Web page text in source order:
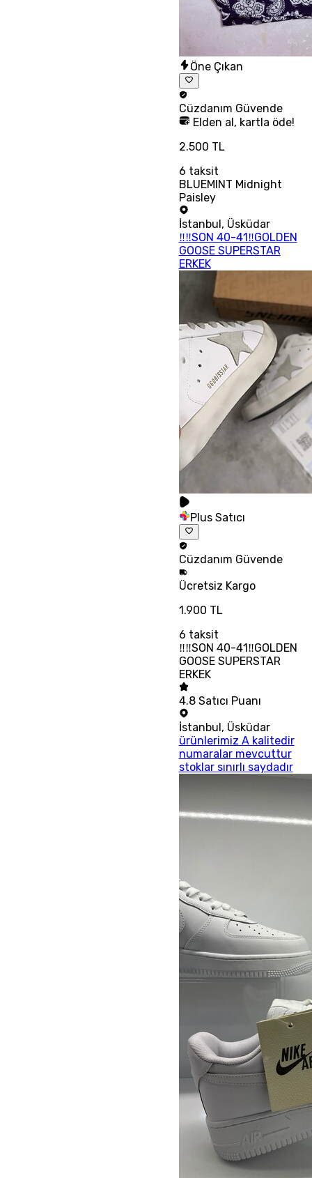
Öne Çıkan
Cüzdanım Güvende
Elden al, kartla öde!
2.500 TL
6 taksit
BLUEMINT Midnight
Paisley
İstanbul, Üsküdar
‼‼SON 40-41‼GOLDEN
GOOSE SUPERSTAR
ERKEK
Plus Satıcı
Cüzdanım Güvende
Ücretsiz Kargo
1.900 TL
6 taksit
‼‼SON 40-41‼GOLDEN
GOOSE SUPERSTAR
ERKEK
4.8 Satıcı Puanı
İstanbul , Üsküdar
ürünlerimiz A kalitedir
numaralar mevcuttur
stoklar sınırlı saydadır